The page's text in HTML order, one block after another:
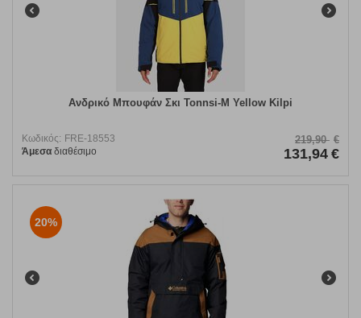
Ανδρικό Μπουφάν Σκι Tonnsi-M Yellow Kilpi
Κωδικός: FRE-18553
Άμεσα διαθέσιμο
219,90 €
131,94 €
20%